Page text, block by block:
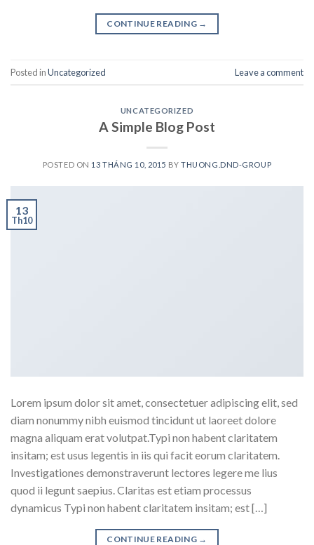
CONTINUE READING →
Posted inUncategorized Leave a comment
UNCATEGORIZED
A Simple Blog Post
POSTED ON 13 THÁNG 10, 2015 BYTHUONG.DND-GROUP
13
Th10
Lorem ipsum dolor sit amet, consectetuer adipiscing elit, sed
diam nonummy nibh euismod tincidunt ut laoreet dolore
magna aliquam erat volutpat.Typi non habent claritatem
insitam; est usus legentis in iis qui facit eorum claritatem.
Investigationes demonstraverunt lectores legere me lius
quod ii legunt saepius. Claritas est etiam processus
dynamicus Typi non habent claritatem insitam; est […]
CONTINUE READING →